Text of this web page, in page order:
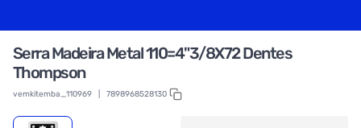
Serra Madeira Metal 110=4"3/8X72 Dentes
Thompson
vemkitemba_110969 7898968528130